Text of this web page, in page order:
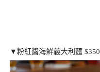
▼粉紅醬海鮮義大利麵 $350